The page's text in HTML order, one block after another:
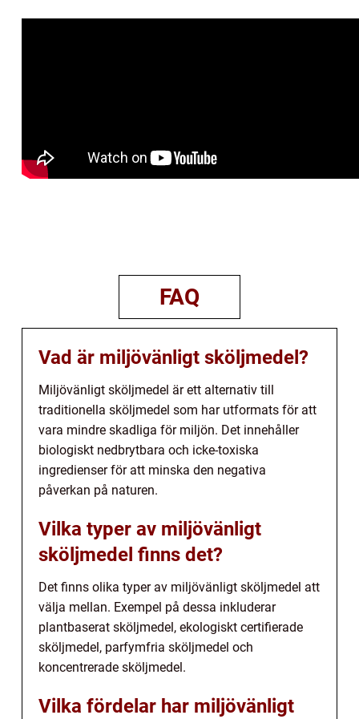
FAQ
Vad är miljövänligt sköljmedel?
Miljövänligt sköljmedel är ett alternativ till
traditionella sköljmedel som har utformats för att
vara mindre skadliga för miljön. Det innehåller
biologiskt nedbrytbara och icke-toxiska
ingredienser för att minska den negativa
påverkan på naturen.
Vilka typer av miljövänligt
sköljmedel finns det?
Det finns olika typer av miljövänligt sköljmedel att
välja mellan. Exempel på dessa inkluderar
plantbaserat sköljmedel, ekologiskt certifierade
sköljmedel, parfymfria sköljmedel och
koncentrerade sköljmedel.
Vilka fördelar har miljövänligt